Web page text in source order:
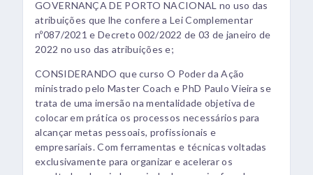
GOVERNANÇA DE PORTO NACIONAL no uso das
atribuições que lhe confere a Lei Complementar
nº087/2021 e Decreto 002/2022 de 03 de janeiro de
2022 no uso das atribuições e;
CONSIDERANDO que curso O Poder da Ação
ministrado pelo Master Coach e PhD Paulo Vieira se
trata de uma imersão na mentalidade objetiva de
colocar em prática os processos necessários para
alcançar metas pessoais, profissionais e
empresariais. Com ferramentas e técnicas voltadas
exclusivamente para organizar e acelerar os